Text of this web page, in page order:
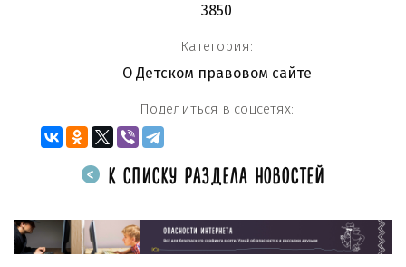
3850
Категория:
О Детском правовом сайте
Поделиться в соцсетях:
К СПИСКУ РАЗДЕЛА НОВОСТЕЙ